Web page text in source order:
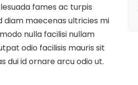
fames ac turpis
diam maecenas ultricies mi
nulla facilisi nullam
odio facilisis mauris sit
dui id ornare arcu odio ut.